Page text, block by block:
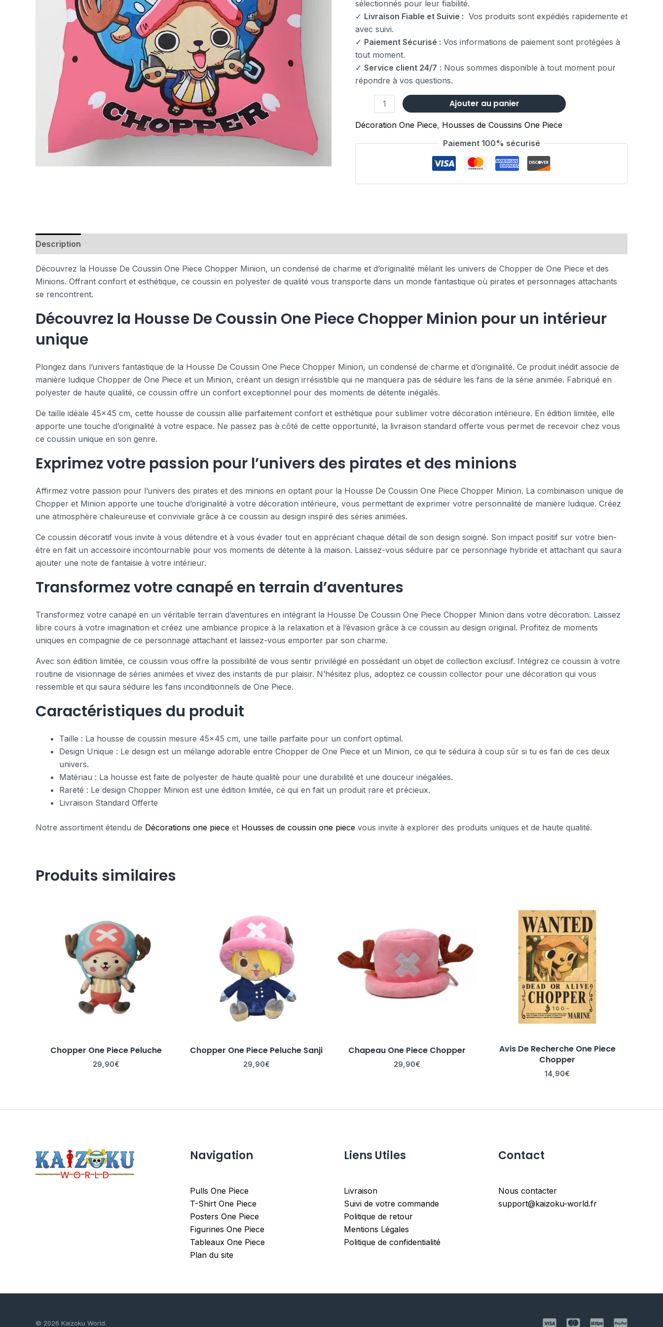
sélectionnés pour leur fiabilité.
✓ Livraison Fiable et Suivie : Vos produits sont expédiés rapidemente et
avec suivi.
✓ Paiement Sécurisé : Vos informations de paiement sont protégées à
tout moment.
✓ Service client 24/7 : Nous sommes disponible à tout moment pour
répondre à vos questions.
Ajouter au panier
Décoration One Piece, Housses de Coussins One Piece
Paiement 100% sécurisé
Description
Découvrez la Housse De Coussin One Piece Chopper Minion, un condensé de charme et d’originalité mêlant les univers de Chopper de One Piece et des
Minions. Offrant confort et esthétique, ce coussin en polyester de qualité vous transporte dans un monde fantastique où pirates et personnages attachants
se rencontrent.
Découvrez la Housse De Coussin One Piece Chopper Minion pour un intérieur
unique
Plongez dans l’univers fantastique de la Housse De Coussin One Piece Chopper Minion, un condensé de charme et d’originalité. Ce produit inédit associe de
manière ludique Chopper de One Piece et un Minion, créant un design irrésistible qui ne manquera pas de séduire les fans de la série animée. Fabriqué en
polyester de haute qualité, ce coussin offre un confort exceptionnel pour des moments de détente inégalés.
De taille idéale 45×45 cm, cette housse de coussin allie parfaitement confort et esthétique pour sublimer votre décoration intérieure. En édition limitée, elle
apporte une touche d’originalité à votre espace. Ne passez pas à côté de cette opportunité, la livraison standard offerte vous permet de recevoir chez vous
ce coussin unique en son genre.
Exprimez votre passion pour l’univers des pirates et des minions
Affirmez votre passion pour l’univers des pirates et des minions en optant pour la Housse De Coussin One Piece Chopper Minion. La combinaison unique de
Chopper et Minion apporte une touche d’originalité à votre décoration intérieure, vous permettant de exprimer votre personnalité de manière ludique. Créez
une atmosphère chaleureuse et conviviale grâce à ce coussin au design inspiré des séries animées.
Ce coussin décoratif vous invite à vous détendre et à vous évader tout en appréciant chaque détail de son design soigné. Son impact positif sur votre bien-
être en fait un accessoire incontournable pour vos moments de détente à la maison. Laissez-vous séduire par ce personnage hybride et attachant qui saura
ajouter une note de fantaisie à votre intérieur.
Transformez votre canapé en terrain d’aventures
Transformez votre canapé en un véritable terrain d’aventures en intégrant la Housse De Coussin One Piece Chopper Minion dans votre décoration. Laissez
libre cours à votre imagination et créez une ambiance propice à la relaxation et à l’évasion grâce à ce coussin au design original. Profitez de moments
uniques en compagnie de ce personnage attachant et laissez-vous emporter par son charme.
Avec son édition limitée, ce coussin vous offre la possibilité de vous sentir privilégié en possédant un objet de collection exclusif. Intégrez ce coussin à votre
routine de visionnage de séries animées et vivez des instants de pur plaisir. N’hésitez plus, adoptez ce coussin collector pour une décoration qui vous
ressemble et qui saura séduire les fans inconditionnels de One Piece.
Caractéristiques du produit
Taille : La housse de coussin mesure 45×45 cm, une taille parfaite pour un confort optimal.
Design Unique : Le design est un mélange adorable entre Chopper de One Piece et un Minion, ce qui te séduira à coup sûr si tu es fan de ces deux
univers.
Matériau : La housse est faite de polyester de haute qualité pour une durabilité et une douceur inégalées.
Rareté : Le design Chopper Minion est une édition limitée, ce qui en fait un produit rare et précieux.
Livraison Standard Offerte
Notre assortiment étendu de Décorations one piece et Housses de coussin one piece vous invite à explorer des produits uniques et de haute qualité.
Produits similaires
Chopper One Piece Peluche
29,90€
Chopper One Piece Peluche Sanji
29,90€
Chapeau One Piece Chopper
29,90€
Avis De Recherche One Piece
Chopper
14,90€
Navigation
Pulls One Piece
T-Shirt One Piece
Posters One Piece
Figurines One Piece
Tableaux One Piece
Plan du site
Liens Utiles
Livraison
Suivi de votre commande
Politique de retour
Mentions Légales
Politique de confidentialité
Contact
Nous contacter
support@kaizoku-world.fr
© 2026 Kaizoku World.